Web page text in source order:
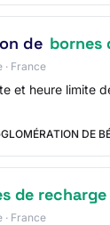
de bornes
· France
et heure limite
DE
de recharge
· France